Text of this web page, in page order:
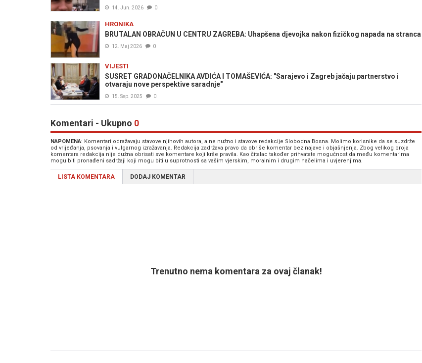
14. Jun. 2026 0
HRONIKA
BRUTALAN OBRAČUN U CENTRU ZAGREBA: Uhapšena djevojka nakon fizičkog napada na stranca
12. Maj 2026 0
VIJESTI
SUSRET GRADONAČELNIKA AVDIĆA I TOMAŠEVIĆA: "Sarajevo i Zagreb jačaju partnerstvo i
otvaraju nove perspektive saradnje"
15. Sep. 2025 0
Komentari - Ukupno 0
NAPOMENA: Komentari odražavaju stavove njihovih autora, a ne nužno i stavove redakcije Slobodna Bosna. Molimo korisnike da se suzdrže
od vrijeđanja, psovanja i vulgarnog izražavanja. Redakcija zadržava pravo da obriše komentar bez najave i objašnjenja. Zbog velikog broja
komentara redakcija nije dužna obrisati sve komentare koji krše pravila. Kao čitalac također prihvatate mogućnost da među komentarima
mogu biti pronađeni sadržaji koji mogu biti u suprotnosti sa vašim vjerskim, moralnim i drugim načelima i uvjerenjima.
LISTA KOMENTARA DODAJ KOMENTAR
Trenutno nema komentara za ovaj članak!